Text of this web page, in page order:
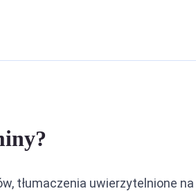
tłumaczenia uwierzytelnione na